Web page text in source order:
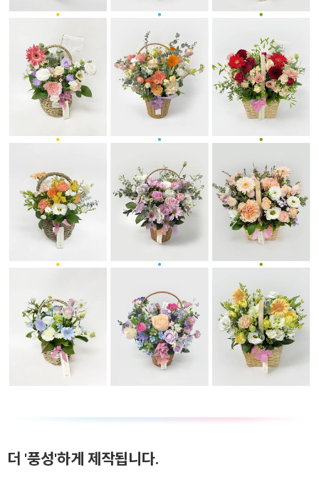
더 '풍성'하게 제작됩니다.